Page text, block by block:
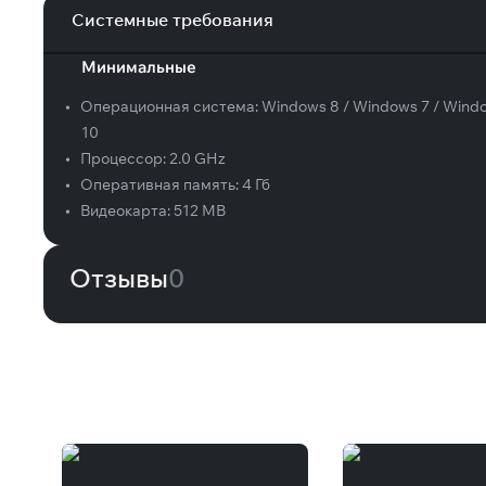
Системные требования
Минимальные
• Операционная система:Windows 8 / Windows 7 /
10
•
Процессор:2.0 GHz
•
Оперативная память:4 Гб
•
Видеокарта: 512 MB
Отзывы0